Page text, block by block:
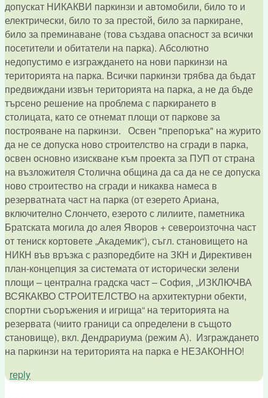
допускат НИКАКВИ паркинзи и автомобили, било то и
електрически, било то за престой, било за паркиране,
било за преминаване (това създава опасност за всички
посетители и обитатели на парка). Абсолютно
недопустимо е изграждането на нови паркинзи на
територията на парка. Всички паркинзи трябва да бъдат
предвиждани извън територията на парка, а не да бъде
търсено решение на проблема с паркирането в
столицата, като се отнемат площи от паркове за
построяване на паркинзи. Освен "препоръка" на журито
да не се допуска ново строителство на сгради в парка,
освен основно изискване към проекта за ПУП от страна
на възложителя Столична община да са да не се допуска
ново строитество на сгради и никаква намеса в
резерватната част на парка (от езерето Ариана,
включително Слончето, езерото с лилиите, паметника
Братската могила до алея Яворов + североизточна част
от тениск кортовете „Академик“), съгл. становището на
НИКН във връзка с разпоредбите на ЗКН и Директивен
план-концепция за системата от исторически зелени
площи – централна градска част – София, „ИЗКЛЮЧВА
ВСЯКАКВО СТРОИТЕЛСТВО на архитектурни обекти,
спортни съоръжения и игрища“ на територията на
резервата (чиито граници са определени в същото
становище), вкл. Дендрариума (режим А). Изграждането
на паркинзи на територията на парка е НЕЗАКОННО!
reply